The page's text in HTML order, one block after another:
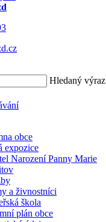
Hledaný výraz
obce
expozice
Narození Panny Marie
a živnostníci
škola
plán obce